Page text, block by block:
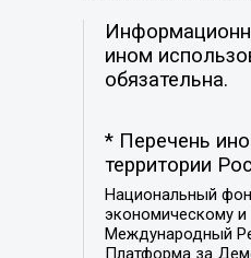
ином
обязательна.
* Перечень
территории
Национальный
экономическому и
Международный